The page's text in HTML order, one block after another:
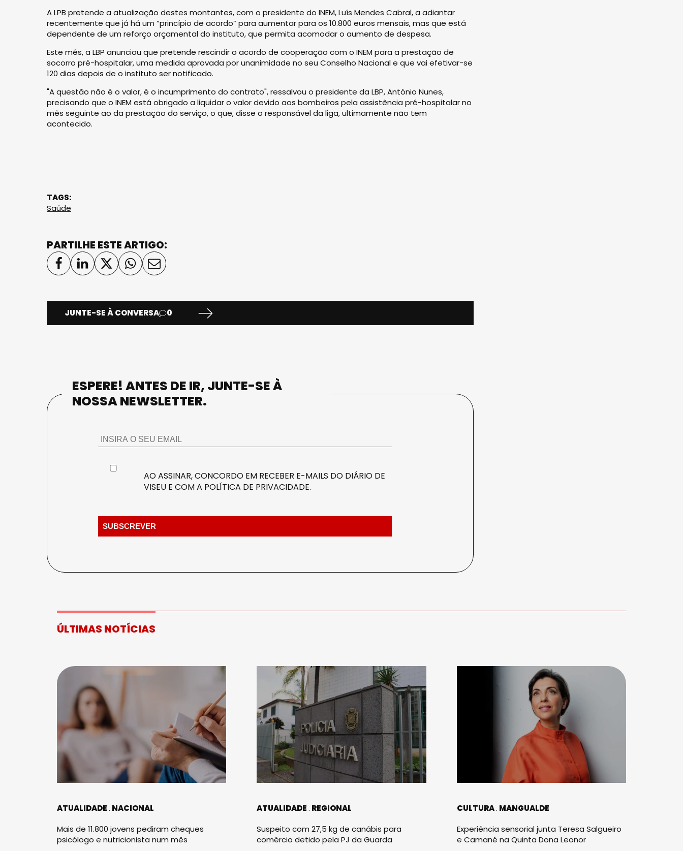
A LPB pretende a atualização destes montantes, com o presidente do INEM, Luís Mendes Cabral, a adiantar
recentemente que já há um “princípio de acordo” para aumentar para os 10.800 euros mensais, mas que está
dependente de um reforço orçamental do instituto, que permita acomodar o aumento de despesa.
Este mês, a LBP anunciou que pretende rescindir o acordo de cooperação com o INEM para a prestação de
socorro pré-hospitalar, uma medida aprovada por unanimidade no seu Conselho Nacional e que vai efetivar-se
120 dias depois de o instituto ser notificado.
"A questão não é o valor, é o incumprimento do contrato", ressalvou o presidente da LBP, António Nunes,
precisando que o INEM está obrigado a liquidar o valor devido aos bombeiros pela assistência pré-hospitalar no
mês seguinte ao da prestação do serviço, o que, disse o responsável da liga, ultimamente não tem
acontecido.
TAGS:
Saúde
PARTILHE ESTE ARTIGO:
JUNTE-SE À CONVERSA 0
ESPERE! ANTES DE IR, JUNTE-SE À
NOSSA NEWSLETTER.
AO ASSINAR, CONCORDO EM RECEBER E-MAILS DO DIÁRIO DE
VISEU E COM A POLÍTICA DE PRIVACIDADE.
ÚLTIMAS NOTÍCIAS
ATUALIDADE NACIONAL
Mais de 11.800 jovens pediram cheques
psicólogo e nutricionista num mês
ATUALIDADE REGIONAL
Suspeito com 27,5 kg de canábis para
comércio detido pela PJ da Guarda
CULTURA MANGUALDE
Experiência sensorial junta Teresa Salgueiro
e Camané na Quinta Dona Leonor